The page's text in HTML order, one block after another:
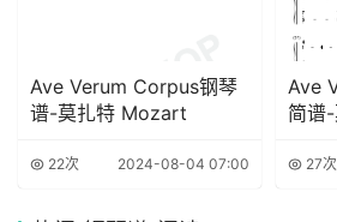
Ave Verum Corpus钢琴
谱-莫扎特 Mozart
22次 2024-08-04 07:00
Ave
简谱
27次